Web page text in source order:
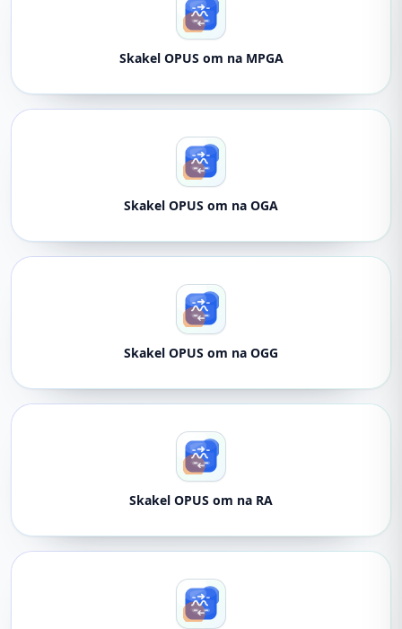
Skakel OPUS om na MPGA
Skakel OPUS om na OGA
Skakel OPUS om na OGG
Skakel OPUS om na RA